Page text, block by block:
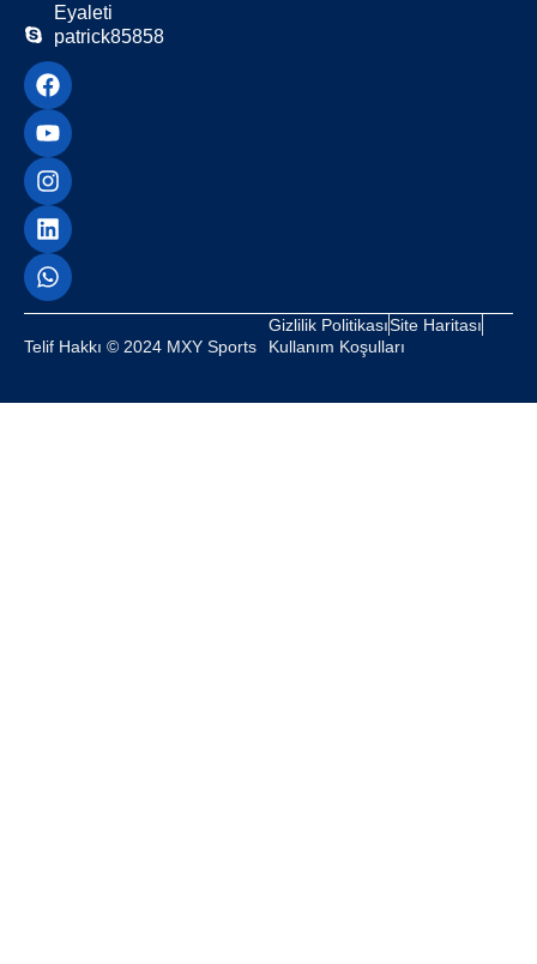
Eyaleti
patrick85858
Telif Hakkı © 2024 MXY Sports
Gizlilik PolitikasıSite Haritası
Kullanım Koşulları